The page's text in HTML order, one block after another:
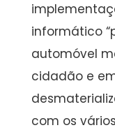
informático
automóvel
cidadão e
com os